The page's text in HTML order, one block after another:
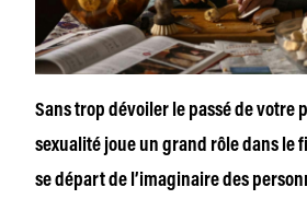
Sans trop dévoiler le passé de votre
sexualité joue un grand rôle dans le
se départ de l’imaginaire des